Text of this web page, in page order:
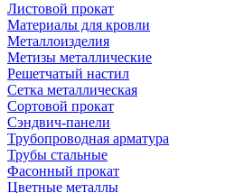
Листовой прокат
Материалы для кровли
Металлоизделия
Метизы металлические
Решетчатый настил
Сетка металлическая
Сортовой прокат
Сэндвич-панели
Трубопроводная арматура
Трубы стальные
Фасонный прокат
Цветные металлы